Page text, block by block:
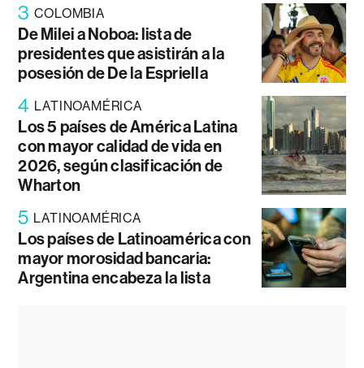
3 COLOMBIA
De Milei a Noboa: lista de
presidentes que asistirán a la
posesión de De la Espriella
4 LATINOAMÉRICA
Los 5 países de América Latina
con mayor calidad de vida en
2026, según clasificación de
Wharton
5 LATINOAMÉRICA
Los países de Latinoamérica con
mayor morosidad bancaria:
Argentina encabeza la lista